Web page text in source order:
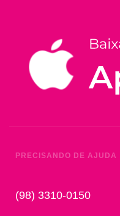
PRECISANDO DE AJUDA
(98) 3310-0150